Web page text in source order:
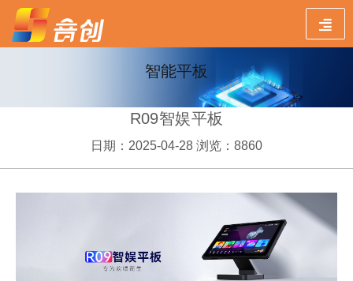
智能平板
R09智娱平板
日期：2025-04-28 浏览：8860